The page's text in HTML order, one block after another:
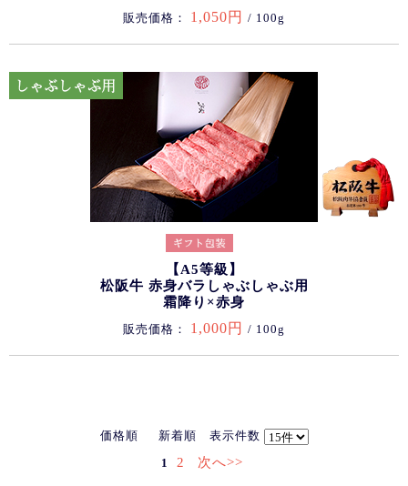
販売価格： 1,050円 / 100g
【A5等級】
松阪牛 赤身バラしゃぶしゃぶ用
霜降り×赤身
販売価格： 1,000円 / 100g
価格順 新着順 表示件数
1 2 次へ>>